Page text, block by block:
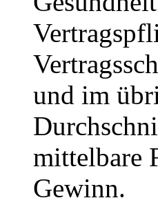
und im
mittelbare
Gewinn.